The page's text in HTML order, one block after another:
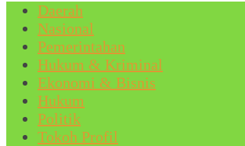
Daerah
Nasional
Pemerintahan
Hukum & Kriminal
Ekonomi & Bisnis
Hukum
Politik
Tokoh Profil